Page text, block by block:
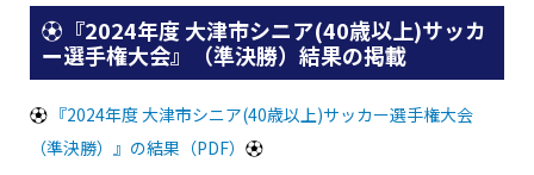
⚽『2024年度 大津市シニア(40歳以上)サッカ
ー選手権大会』（準決勝）結果の掲載
⚽『2024年度 大津市シニア(40歳以上)サッカー選手権大会
（準決勝）』の結果（PDF） ⚽